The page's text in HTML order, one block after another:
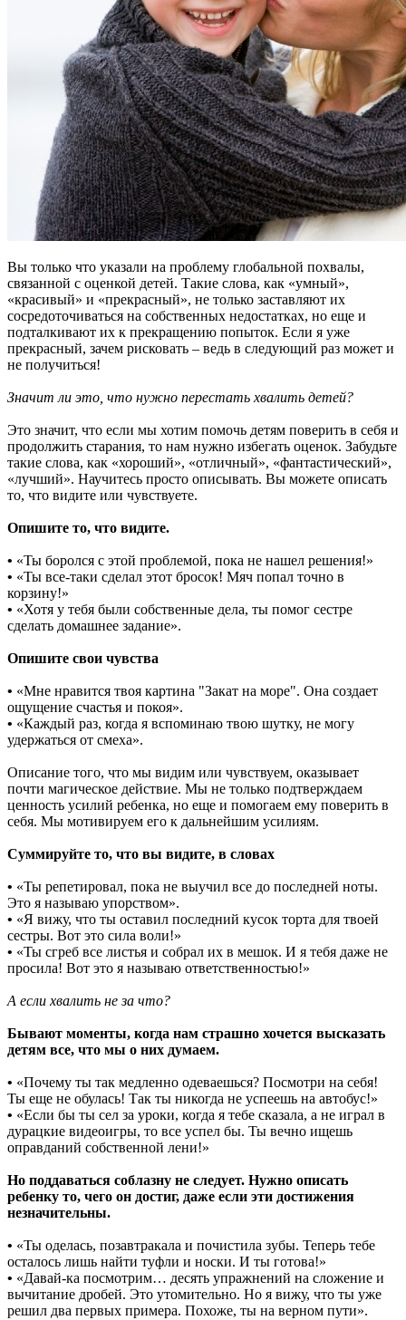
Вы только что указали на проблему глобальной похвалы,
связанной с оценкой детей. Такие слова, как «умный»,
«красивый» и «прекрасный», не только заставляют их
сосредоточиваться на собственных недостатках, но еще и
подталкивают их к прекращению попыток. Если я уже
прекрасный, зачем рисковать – ведь в следующий раз может и
не получиться!
Значит ли это, что нужно перестать хвалить детей?
Это значит, что если мы хотим помочь детям поверить в себя и
продолжить старания, то нам нужно избегать оценок. Забудьте
такие слова, как «хороший», «отличный», «фантастический»,
«лучший». Научитесь просто описывать. Вы можете описать
то, что видите или чувствуете.
Опишите то, что видите.
• «Ты боролся с этой проблемой, пока не нашел решения!»
• «Ты все-таки сделал этот бросок! Мяч попал точно в
корзину!»
• «Хотя у тебя были собственные дела, ты помог сестре
сделать домашнее задание».
Опишите свои чувства
• «Мне нравится твоя картина "Закат на море". Она создает
ощущение счастья и покоя».
• «Каждый раз, когда я вспоминаю твою шутку, не могу
удержаться от смеха».
Описание того, что мы видим или чувствуем, оказывает
почти магическое действие. Мы не только подтверждаем
ценность усилий ребенка, но еще и помогаем ему поверить в
себя. Мы мотивируем его к дальнейшим усилиям.
Суммируйте то, что вы видите, в словах
• «Ты репетировал, пока не выучил все до последней ноты.
Это я называю упорством».
• «Я вижу, что ты оставил последний кусок торта для твоей
сестры. Вот это сила воли!»
• «Ты сгреб все листья и собрал их в мешок. И я тебя даже не
просила! Вот это я называю ответственностью!»
А если хвалить не за что?
Бывают моменты, когда нам страшно хочется высказать
детям все, что мы о них думаем.
• «Почему ты так медленно одеваешься? Посмотри на себя!
Ты еще не обулась! Так ты никогда не успеешь на автобус!»
• «Если бы ты сел за уроки, когда я тебе сказала, а не играл в
дурацкие видеоигры, то все успел бы. Ты вечно ищешь
оправданий собственной лени!»
Но поддаваться соблазну не следует. Нужно описать
ребенку то, чего он достиг, даже если эти достижения
незначительны.
• «Ты оделась, позавтракала и почистила зубы. Теперь тебе
осталось лишь найти туфли и носки. И ты готова!»
• «Давай-ка посмотрим… десять упражнений на сложение и
вычитание дробей. Это утомительно. Но я вижу, что ты уже
решил два первых примера. Похоже, ты на верном пути».